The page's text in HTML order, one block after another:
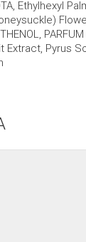
Ethylhexyl
Extract,